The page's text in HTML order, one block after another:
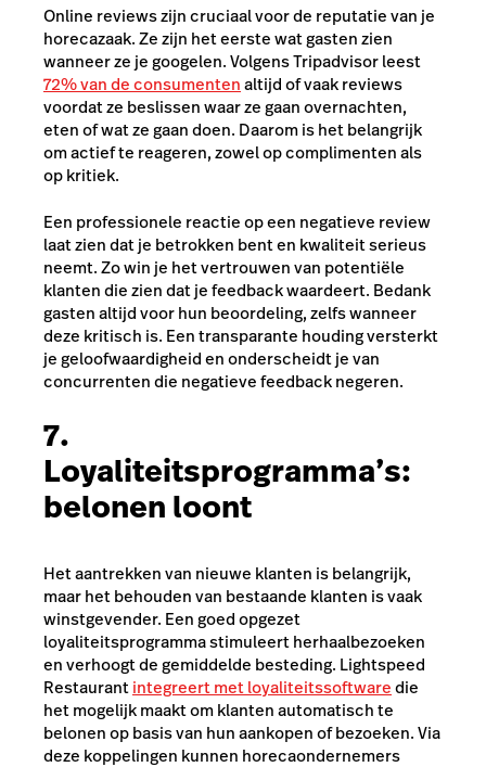
Online reviews zijn cruciaal voor de reputatie van je
horecazaak. Ze zijn het eerste wat gasten zien
wanneer ze je googelen. Volgens Tripadvisor leest
72% van de consumentenaltijd of vaak reviews
voordat ze beslissen waar ze gaan overnachten,
eten of wat ze gaan doen. Daarom is het belangrijk
om actief te reageren, zowel op complimenten als
op kritiek.
Een professionele reactie op een negatieve review
laat zien dat je betrokken bent en kwaliteit serieus
neemt. Zo win je het vertrouwen van potentiële
klanten die zien dat je feedback waardeert. Bedank
gasten altijd voor hun beoordeling, zelfs wanneer
deze kritisch is. Een transparante houding versterkt
je geloofwaardigheid en onderscheidt je van
concurrenten die negatieve feedback negeren.
7.
Loyaliteitsprogramma’s:
belonen loont
Het aantrekken van nieuwe klanten is belangrijk,
maar het behouden van bestaande klanten is vaak
winstgevender. Een goed opgezet
loyaliteitsprogramma stimuleert herhaalbezoeken
en verhoogt de gemiddelde besteding. Lightspeed
Restaurantintegreert met loyaliteits­softwaredie
het mogelijk maakt om klanten automatisch te
belonen op basis van hun aankopen of bezoeken. Via
deze koppelingen kunnen horecaondernemers